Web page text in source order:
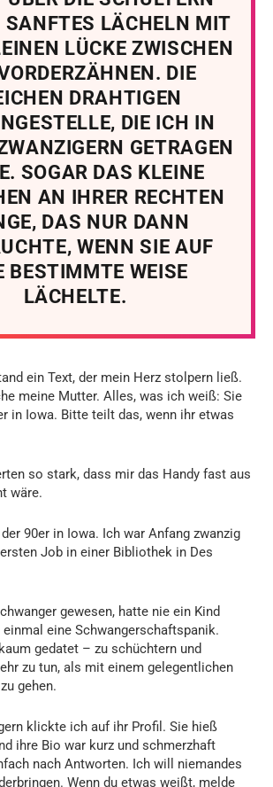
SANFTES LÄCHELN MIT
LÜCKE ZWISCHEN
DIE
DRAHTIGEN
DIE ICH IN
GETRAGEN
SOGAR DAS KLEINE
AN IHRER RECHTEN
DAS NUR DANN
WENN SIE AUF
BESTIMMTE WEISE
LÄCHELTE.
ein Text, der mein Herz stolpern ließ.
meine Mutter. Alles, was ich weiß: Sie
in Iowa. Bitte teilt das, wenn ihr etwas
so stark, dass mir das Handy fast aus
wäre.
90er in Iowa. Ich war Anfang zwanzig
Job in einer Bibliothek in Des
gewesen, hatte nie ein Kind
eine Schwangerschaftspanik.
gedatet – zu schüchtern und
zu tun, als mit einem gelegentlichen
gehen.
klickte ich auf ihr Profil. Sie hieß
ihre Bio war kurz und schmerzhaft
nach Antworten. Ich will niemandes
Wenn du etwas weißt, melde